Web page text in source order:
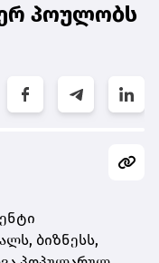
პოულობს
ბიზნესს,